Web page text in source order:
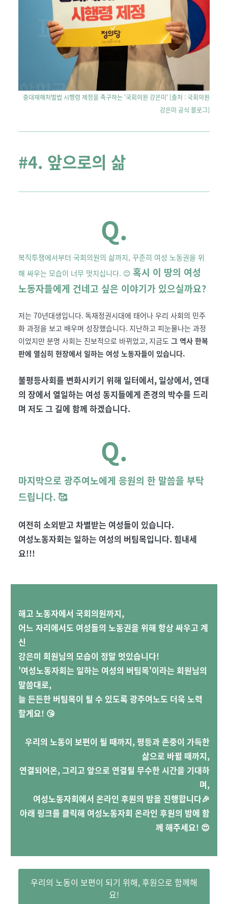
중대재해처벌법 시행령 제정을 촉구하는 '국회의원 강은미' [출처 : 국회의원
강은미 공식 블로그]
#4. 앞으로의 삶
Q.
복직투쟁에서부터 국회의원의 삶까지, 꾸준히 여성 노동권을 위
해 싸우는 모습이 너무 멋지십니다. 😊 혹시 이 땅의 여성
노동자들에게 건네고 싶은 이야기가 있으실까요?
저는 70년대생입니다. 독재정권시대에 태어나 우리 사회의 민주
화 과정을 보고 배우며 성장했습니다. 지난하고 피눈물나는 과정
이었지만 분명 사회는 진보적으로 바뀌었고, 지금도 그 역사 한복
판에 열심히 현장에서 일하는 여성 노동자들이 있습니다.
불평등사회를 변화시키기 위해 일터에서, 일상에서, 연대
의 장에서 열일하는 여성 동지들에게 존경의 박수를 드리
며 저도 그 길에 함께 하겠습니다.
Q.
마지막으로 광주여노에게 응원의 한 말씀을 부탁
드립니다. 🥰
여전히 소외받고 차별받는 여성들이 있습니다.
여성노동자회는 일하는 여성의 버팀목입니다. 힘내세
요!!!
해고 노동자에서 국회의원까지,
어느 자리에서도 여성들의 노동권을 위해 항상 싸우고 계
신
강은미 회원님의 모습이 정말 멋있습니다!
'여성노동자회는 일하는 여성의 버팀목'이라는 회원님의
말씀대로,
늘 든든한 버팀목이 될 수 있도록 광주여노도 더욱 노력
할게요! 😘
우리의 노동이 보편이 될 때까지, 평등과 존중이 가득한
삶으로 바뀔 때까지,
연결되어온, 그리고 앞으로 연결될 무수한 시간을 기대하
며,
여성노동자회에서 온라인 후원의 밤을 진행합니다🎉
아래 링크를 클릭해 여성노동자회 온라인 후원의 밤에 함
께 해주세요! 😍
우리의 노동이 보편이 되기 위해, 후원으로 함께해
요!